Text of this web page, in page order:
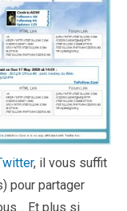
, il vous suffit
pour partager
Et plus si